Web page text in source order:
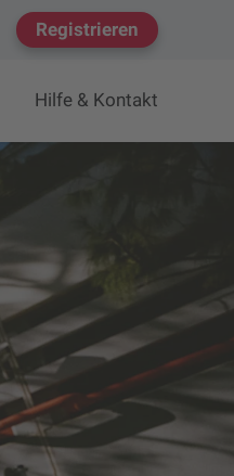
Registrieren
Hilfe & Kontakt